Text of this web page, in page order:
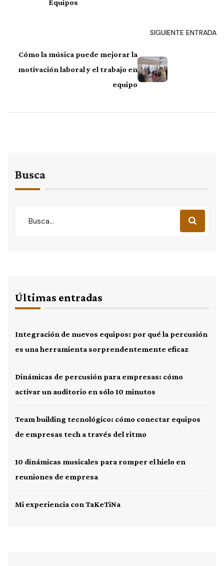
Equipos
SIGUIENTE ENTRADA
Cómo la música puede mejorar la
motivación laboral y el trabajo en
equipo
Busca
Últimas entradas
Integración de nuevos equipos: por qué la percusión
es una herramienta sorprendentemente eficaz
Dinámicas de percusión para empresas: cómo
activar un auditorio en sólo 10 minutos
Team building tecnológico: cómo conectar equipos
de empresas tech a través del ritmo
10 dinámicas musicales para romper el hielo en
reuniones de empresa
Mi experiencia con TaKeTiNa